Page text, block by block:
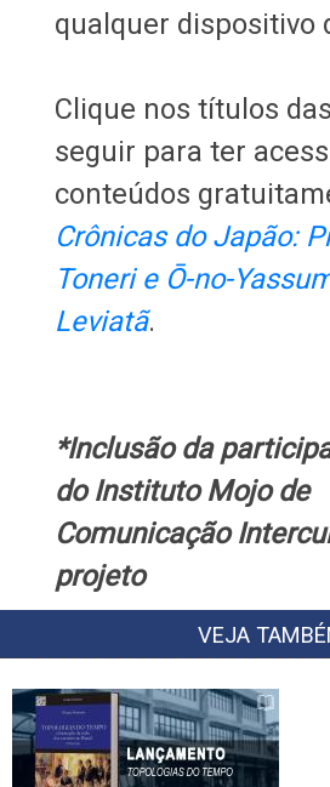
qualquer dispositivo
Clique nos títulos
seguir para ter
conteúdos
Crônicas do Japão:
Toneri e Ō-no-
Leviatã.
*Inclusão da
do Instituto Mojo de
Comunicação
projeto
VEJA